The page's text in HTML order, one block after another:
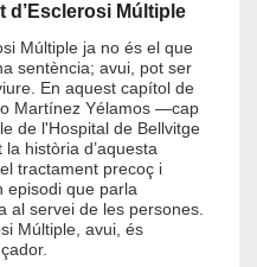
d’Esclerosi Múltiple
Múltiple ja no és el que
sentència; avui, pot ser
En aquest capítol de
Martínez Yélamos —cap
de l'Hospital de Bellvitge
història d’aquesta
tractament precoç i
episodi que parla
al servei de les persones.
Múltiple, avui, és